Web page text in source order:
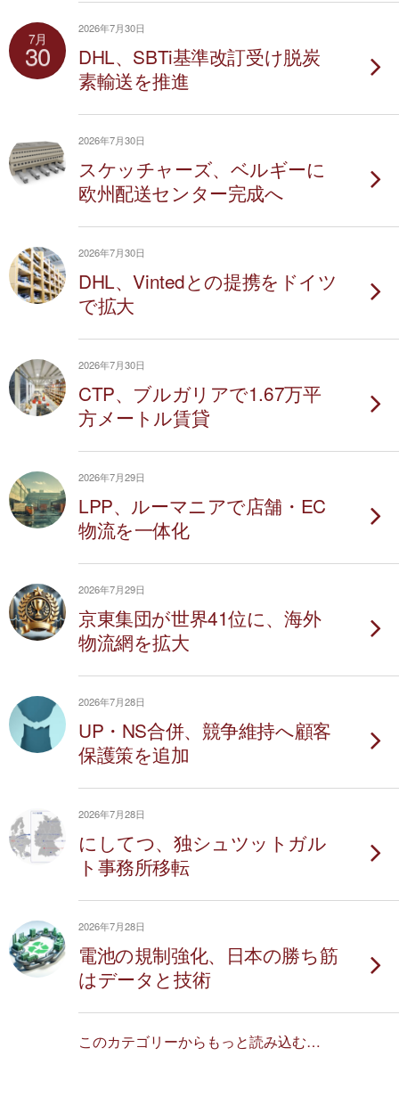
7月
30
2026年7月30日
DHL、SBTi基準改訂受け脱炭
素輸送を推進
2026年7月30日
スケッチャーズ、ベルギーに
欧州配送センター完成へ
2026年7月30日
DHL、Vintedとの提携をドイツ
で拡大
2026年7月30日
CTP、ブルガリアで1.67万平
方メートル賃貸
2026年7月29日
LPP、ルーマニアで店舗・EC
物流を一体化
2026年7月29日
京東集団が世界41位に、海外
物流網を拡大
2026年7月28日
UP・NS合併、競争維持へ顧客
保護策を追加
2026年7月28日
にしてつ、独シュツットガル
ト事務所移転
2026年7月28日
電池の規制強化、日本の勝ち筋
はデータと技術
このカテゴリーからもっと読み込む…